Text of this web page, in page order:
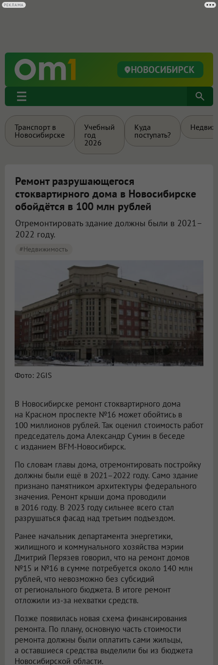
НОВОСИБИРСК
Транспорт в
Новосибирске
Учебный
год
2026
Куда
поступать?
Ремонт разрушающегося
стоквартирного дома в Новосибирске
обойдётся в 100 млн рублей
Отремонтировать здание должны были в 2021–
2022 году.
#Недвижимость
Фото: 2GIS
В Новосибирске ремонт стоквартирного дома
на Красном проспекте №16 может обойтись в
100 миллионов рублей. Так оценил стоимость работ
председатель дома Александр Сумин в беседе
с изданием BFM-Новосибирск.
По словам главы дома, отремонтировать постройку
должны были ещё в 2021–2022 году. Само здание
признано памятником архитектуры федерального
значения. Ремонт крыши дома проводили
в 2016 году. В 2023 году сильнее всего стал
разрушаться фасад над третьим подъездом.
Ранее начальник департамента энергетики,
жилищного и коммунального хозяйства мэрии
Дмитрий Перязев говорил, что на ремонт домов
№15 и №16 в сумме потребуется около 140 млн
рублей, что невозможно без субсидий
от регионального бюджета. В итоге ремонт
отложили из-за нехватки средств.
Позже появилась новая схема финансирования
ремонта. По плану, основную часть стоимости
ремонта должны были оплатить сами жильцы,
а оставшиеся средства выделили бы из бюджета
Новосибирской области.
РЕКЛАМА